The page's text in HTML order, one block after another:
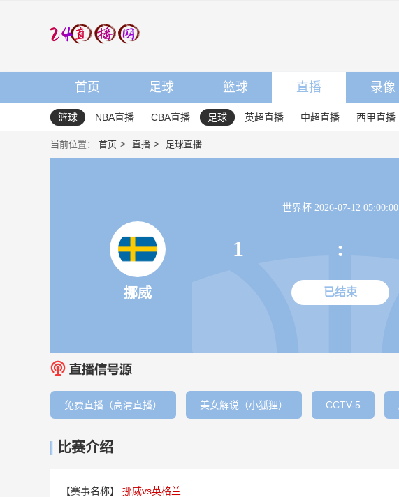
首页 足球 篮球 直播 录像
篮球 NBA直播 CBA直播 足球 英超直播 中超直播 西甲直播
当前位置： 首页 直播 足球直播
世界杯 2026-07-12 05:00:00
挪威
1 :
已结束
免费直播（高清直播） 美女解说（小狐狸） CCTV-5
比赛介绍
【赛事名称】
挪威vs英格兰